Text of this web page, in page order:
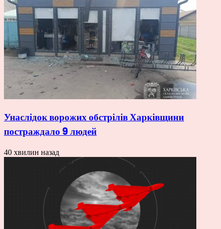
Унаслідок ворожих обстрілів Харківщини
постраждало 9 людей
40 хвилин назад